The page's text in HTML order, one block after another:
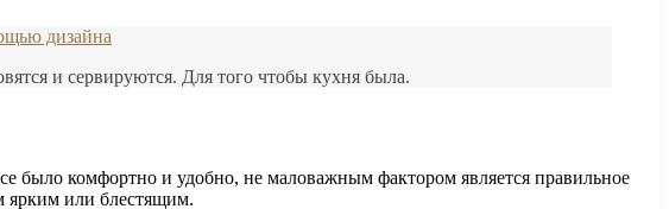
дизайна
и сервируются. Для того чтобы кухня была.
было комфортно и удобно, не маловажным фактором является правильное
ярким или блестящим.